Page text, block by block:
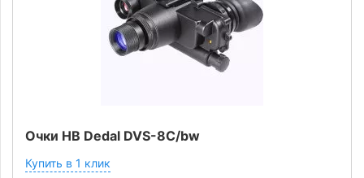
Очки НВ Dedal DVS-8С/bw
Купить в 1 клик